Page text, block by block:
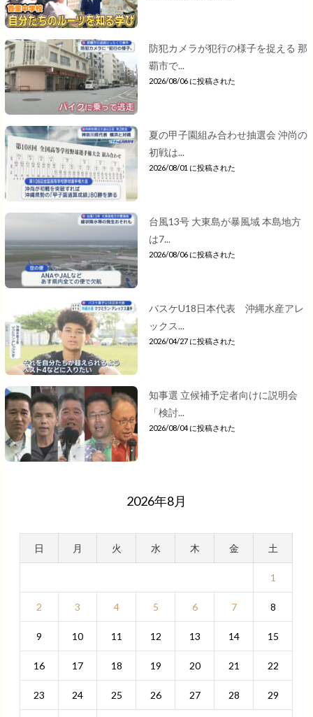
防犯カメラが犯行の様子を捉える 那
覇市で...
2026/08/06 に投稿された
夏の甲子園組み合わせ抽選会 沖尚の
初戦は...
2026/08/01 に投稿された
台風13号 大東島が暴風域 本島地方
は7...
2026/08/06 に投稿された
バスケU18日本代表 沖縄水産アレ
ックス...
2026/04/27 に投稿された
知事選 立候補予定者向けに説明会
「検討...
2026/08/04 に投稿された
2026年8月
日 月 火 水 木 金 土
1
2 3 4 5 6 7 8
9 10 11 12 13 14 15
16 17 18 19 20 21 22
23 24 25 26 27 28 29